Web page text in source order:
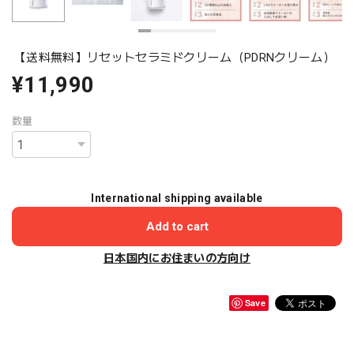
【送料無料】リセットセラミドクリーム（PDRNクリーム）
¥11,990
数量
International shipping available
Add to cart
日本国内にお住まいの方向け
Save